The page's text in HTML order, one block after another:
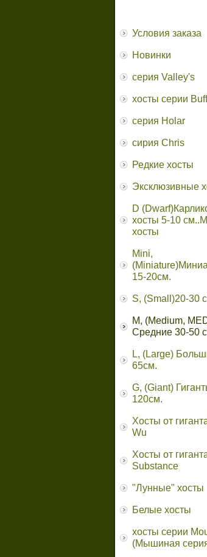
Условия заказа
Новинки
серия Valley's
хосты серии
серия Holar
сирия Chris
Редкие хосты
Эксклюзивные
D
хосты 5-10
хосты
Mini,
15-20см.
S, (Small)20-30
M, (Medium,
Средние 30-50
L, (Large)
65cм.
G, (Giant)
120см.
Хосты от
Wu
Хосты от
Substance
"Лунные" хосты
Белые хосты
хосты серии
(Мышиная